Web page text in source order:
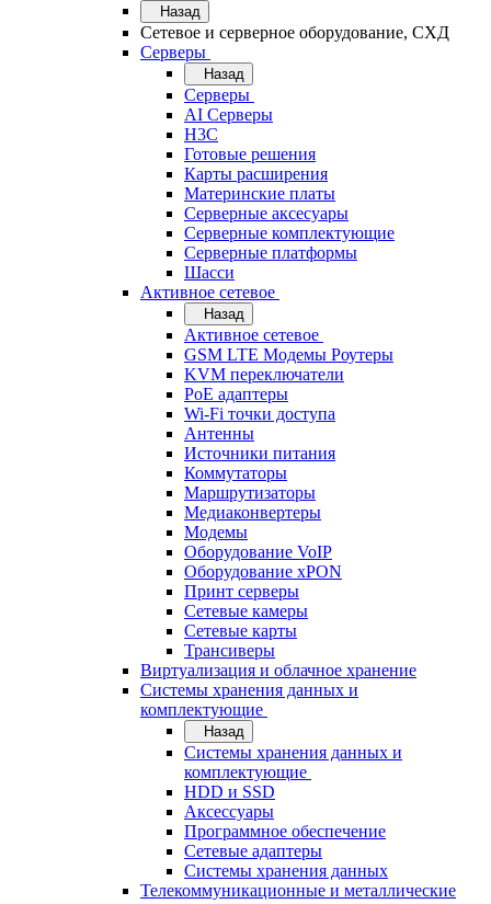
Назад
Сетевое и серверное оборудование, СХД
Cерверы
Назад
Cерверы
AI Серверы
H3C
Готовые решения
Карты расширения
Материнские платы
Серверные аксесуары
Серверные комплектующие
Серверные платформы
Шасси
Активное сетевое
Назад
Активное сетевое
GSM LTE Модемы Роутеры
KVM переключатели
PoE адаптеры
Wi-Fi точки доступа
Антенны
Источники питания
Коммутаторы
Маршрутизаторы
Медиаконвертеры
Модемы
Оборудование VoIP
Оборудование xPON
Принт серверы
Сетевые камеры
Сетевые карты
Трансиверы
Виртуализация и облачное хранение
Системы хранения данных и
комплектующие
Назад
Системы хранения данных и
комплектующие
HDD и SSD
Аксессуары
Программное обеспечение
Сетевые адаптеры
Системы хранения данных
Телекоммуникационные и металлические